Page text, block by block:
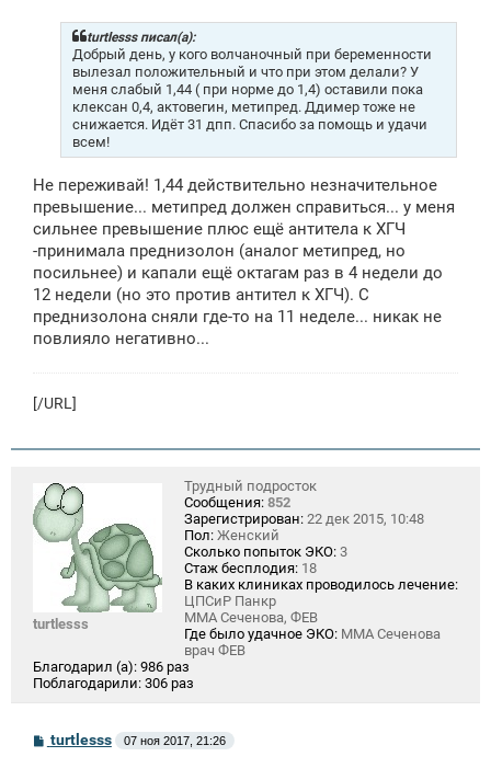
turtlesss писал(а):
Добрый день, у кого волчаночный при беременности
вылезал положительный и что при этом делали? У
меня слабый 1,44 ( при норме до 1,4) оставили пока
клексан 0,4, актовегин, метипред. Ддимер тоже не
снижается. Идёт 31 дпп. Спасибо за помощь и удачи
всем!
Не переживай! 1,44 действительно незначительное
превышение... метипред должен справиться... у меня
сильнее превышение плюс ещё антитела к ХГЧ
-принимала преднизолон (аналог метипред, но
посильнее) и капали ещё октагам раз в 4 недели до
12 недели (но это против антител к ХГЧ). С
преднизолона сняли где-то на 11 неделе... никак не
повлияло негативно...
[/URL]
turtlesss
Трудный подросток
Сообщения: 852
Зарегистрирован: 22 дек 2015, 10:48
Пол: Женский
Сколько попыток ЭКО: 3
Стаж бесплодия: 18
В каких клиниках проводилось лечение:
ЦПСиР Панкр
ММА Сеченова, ФЕВ
Где было удачное ЭКО: ММА Сеченова
врач ФЕВ
Благодарил (а): 986 раз
Поблагодарили: 306 раз
С
о
turtlesss 07 ноя 2017, 21:26